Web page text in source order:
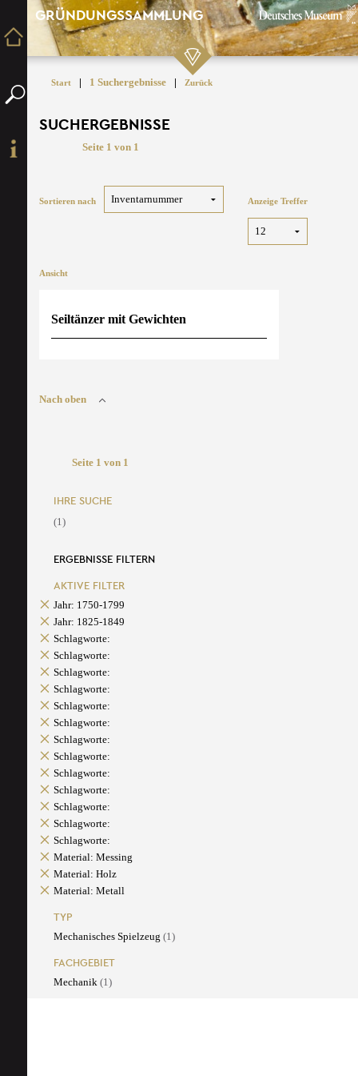
GRÜNDUNGSSAMMLUNG
Start | 1 Suchergebnisse | Zurück
SUCHERGEBNISSE
Seite 1 von 1
Sortieren nach Anzeige Treffer
Ansicht
Seiltänzer mit Gewichten
Nach oben
Seite 1 von 1
IHRE SUCHE
(1)
ERGEBNISSE FILTERN
AKTIVE FILTER
Jahr: 1750-1799
Jahr: 1825-1849
Schlagworte:
Schlagworte:
Schlagworte:
Schlagworte:
Schlagworte:
Schlagworte:
Schlagworte:
Schlagworte:
Schlagworte:
Schlagworte:
Schlagworte:
Schlagworte:
Schlagworte:
Material: Messing
Material: Holz
Material: Metall
TYP
Mechanisches Spielzeug (1)
FACHGEBIET
Mechanik (1)